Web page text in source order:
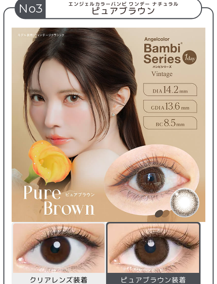
No3 エンジェルカラーバンビ ワンデー ナチュラル
ピュアブラウン
クリアレンズ装着 ピュアブラウン装着